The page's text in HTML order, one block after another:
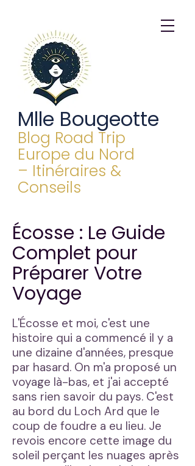
Mlle Bougeotte
Blog Road Trip
Europe du Nord
– Itinéraires &
Conseils
Écosse : Le Guide
Complet pour
Préparer Votre
Voyage
L'Écosse et moi, c'est une
histoire qui a commencé il y a
une dizaine d'années, presque
par hasard. On m'a proposé un
voyage là-bas, et j'ai accepté
sans rien savoir du pays. C'est
au bord du Loch Ard que le
coup de foudre a eu lieu. Je
revois encore cette image du
soleil perçant les nuages après